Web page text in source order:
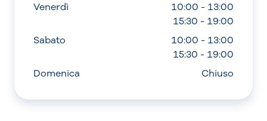
Venerdì
10:00 - 13:00
15:30 - 19:00
Sabato
10:00 - 13:00
15:30 - 19:00
Domenica
Chiuso